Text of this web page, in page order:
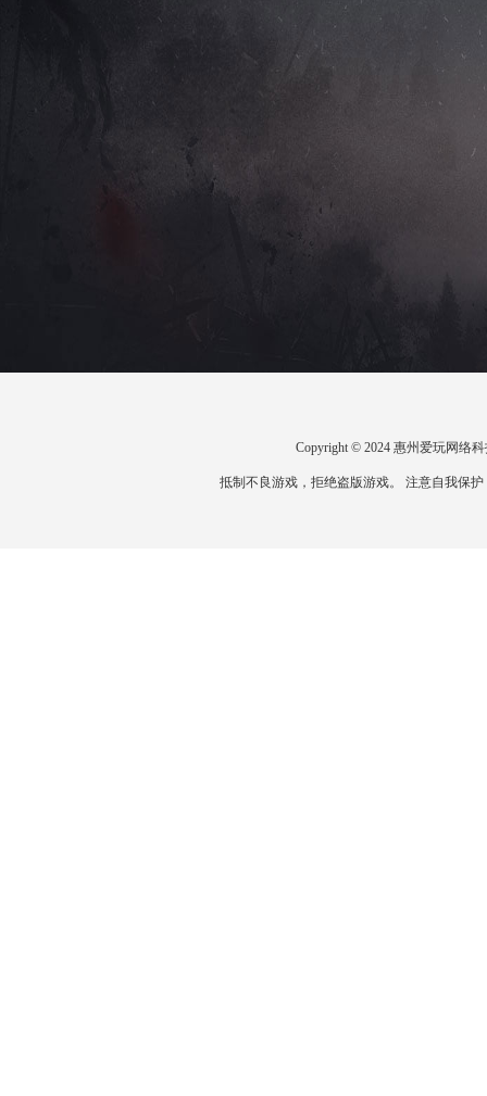
Copyright © 2024 惠州爱玩网络
抵制不良游戏，拒绝盗版游戏。 注意自我保